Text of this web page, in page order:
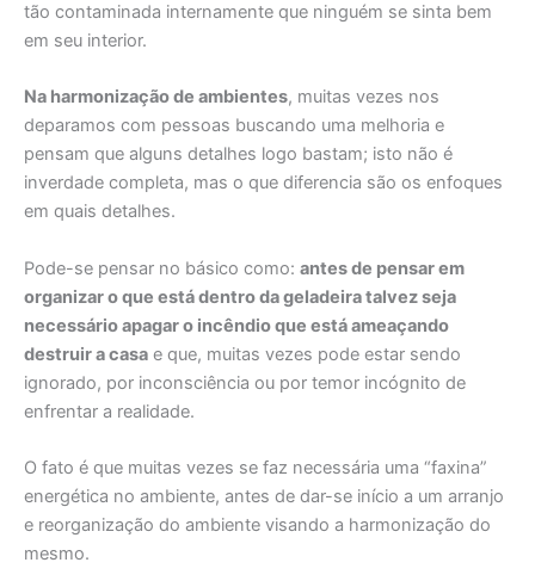
tão contaminada internamente que ninguém se sinta bem
em seu interior.
Na harmonização de ambientes, muitas vezes nos
deparamos com pessoas buscando uma melhoria e
pensam que alguns detalhes logo bastam; isto não é
inverdade completa, mas o que diferencia são os enfoques
em quais detalhes.
Pode-se pensar no básico como: antes de pensar em
organizar o que está dentro da geladeira talvez seja
necessário apagar o incêndio que está ameaçando
destruir a casa e que, muitas vezes pode estar sendo
ignorado, por inconsciência ou por temor incógnito de
enfrentar a realidade.
O fato é que muitas vezes se faz necessária uma “faxina”
energética no ambiente, antes de dar-se início a um arranjo
e reorganização do ambiente visando a harmonização do
mesmo.